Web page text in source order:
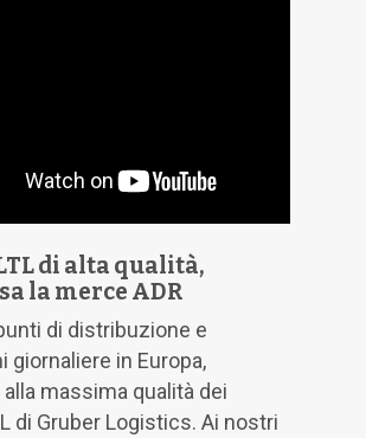
di alta qualità,
la merce ADR
di distribuzione e
giornaliere in Europa,
massima qualità dei
di Gruber Logistics. Ai nostri